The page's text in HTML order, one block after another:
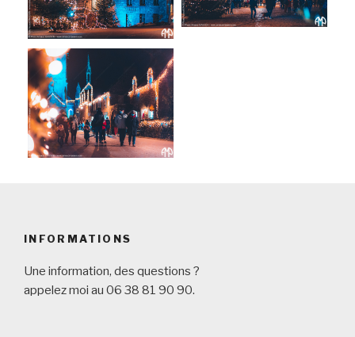
INFORMATIONS
Une information, des questions ?
appelez moi au 06 38 81 90 90.